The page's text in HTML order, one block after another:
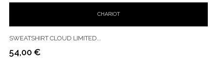
CHARIOT
SWEATSHIRT CLOUD LIMITED...
Prix
54,00 €